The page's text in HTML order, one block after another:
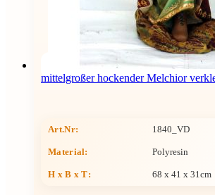
mittelgroßer hockender Melchior
Art.Nr: 1840_VD
Material: Polyresin
H x B x T: 68 x 41 x 31cm